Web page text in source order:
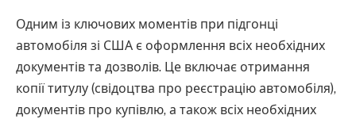
Одним із ключових моментів при підгонці
автомобіля зі США є оформлення всіх необхідних
документів та дозволів. Це включає отримання
копії титулу (свідоцтва про реєстрацію автомобіля),
документів про купівлю, а також всіх необхідних